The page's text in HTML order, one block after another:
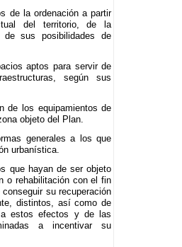
de la ordenación a partir
del territorio, de la
de sus posibilidades de
aptos para servir de
según sus
de los equipamientos de
objeto del Plan.
generales a los que
urbanística.
que hayan de ser objeto
o rehabilitación con el fin
su recuperación
distintos, así como de
a estos efectos y de las
a incentivar su